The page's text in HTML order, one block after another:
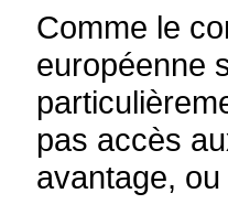
Comme le
européenne
pas accès
avantage,